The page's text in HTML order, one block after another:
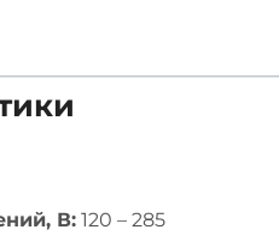
В: 120 – 285